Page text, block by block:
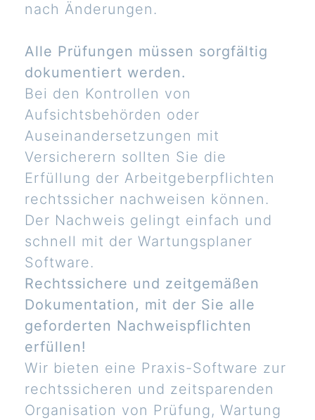
nach Änderungen.
Alle Prüfungen müssen sorgfältig
dokumentiert werden.
Bei den Kontrollen von
Aufsichtsbehörden oder
Auseinandersetzungen mit
Versicherern sollten Sie die
Erfüllung der Arbeitgeberpflichten
rechtssicher nachweisen können.
Der Nachweis gelingt einfach und
schnell mit der Wartungsplaner
Software.
Rechtssichere und zeitgemäßen
Dokumentation, mit der Sie alle
geforderten Nachweispflichten
erfüllen!
Wir bieten eine Praxis-Software zur
rechtssicheren und zeitsparenden
Organisation von Prüfung, Wartung